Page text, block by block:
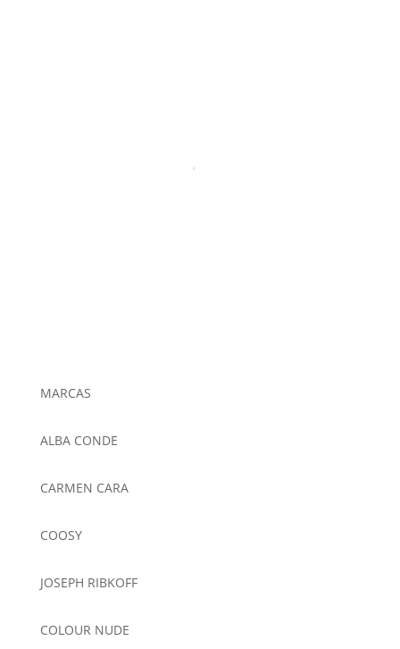
MARCAS
ALBA CONDE
CARMEN CARA
COOSY
JOSEPH RIBKOFF
COLOUR NUDE